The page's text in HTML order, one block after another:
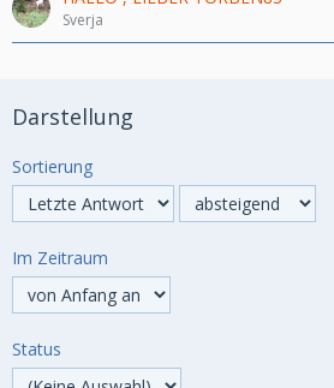
Sverja
Darstellung
Sortierung
Im Zeitraum
Status